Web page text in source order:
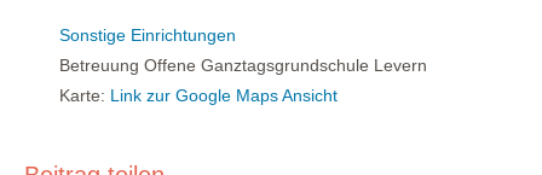
Sonstige Einrichtungen
Betreuung Offene Ganztagsgrundschule Levern
Karte: Link zur Google Maps Ansicht